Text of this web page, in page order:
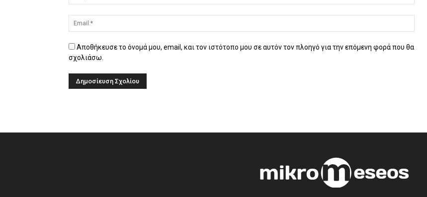
Αποθήκευσε το όνομά μου, email, και τον ιστότοπο μου σε αυτόν τον πλοηγό για την επόμενη φορά που θα
σχολιάσω.